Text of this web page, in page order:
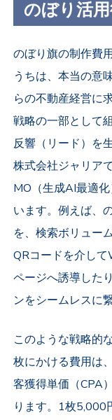
のぼり活
のぼり旗の制作費
うちは、本当の意
らの不動産経営に
戦略の一部として
反響（リード）を
株式会社ジャリア
MO（生成AI最適
います。例えば、
を、検索ボリュー
QRコードを介し
ページへ誘導した
ンをシームレスに
このような戦略的
枚にかける費用は
客獲得単価（CPA
ります。1枚5,000